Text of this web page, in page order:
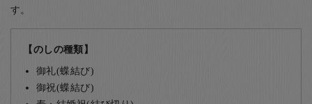
す。
【のしの種類】
御礼(蝶結び)
御祝(蝶結び)